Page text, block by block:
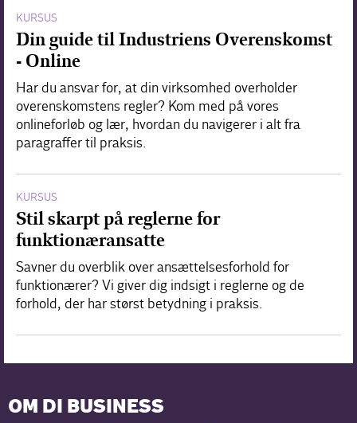
KURSUS
Din guide til Industriens Overenskomst
- Online
Har du ansvar for, at din virksomhed overholder
overenskomstens regler? Kom med på vores
onlineforløb og lær, hvordan du navigerer i alt fra
paragraffer til praksis.
KURSUS
Stil skarpt på reglerne for
funktionæransatte
Savner du overblik over ansættelsesforhold for
funktionærer? Vi giver dig indsigt i reglerne og de
forhold, der har størst betydning i praksis.
OM DI BUSINESS